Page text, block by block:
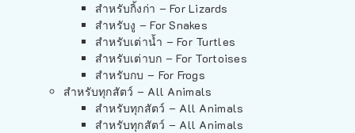
สำหรับกิ้งก่า – For Lizards
สำหรับงู – For Snakes
สำหรับเต่าน้ำ – For Turtles
สำหรับเต่าบก – For Tortoises
สำหรับกบ – For Frogs
สำหรับทุกสัตว์ – All Animals
สำหรับทุกสัตว์ – All Animals
สำหรับทุกสัตว์ – All Animals